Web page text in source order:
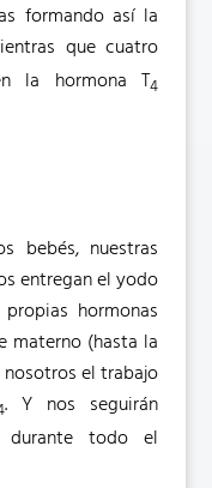
formando así la
que cuatro
la hormona T4
bebés, nuestras
entregan el yodo
hormonas
materno (hasta la
nosotros el trabajo
. Y nos seguirán
durante todo el